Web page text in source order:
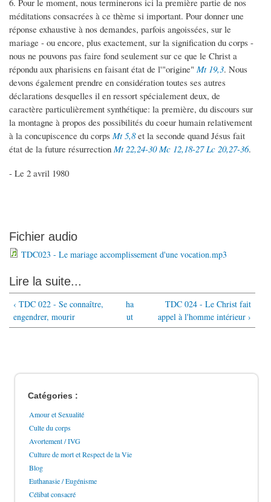
6. Pour le moment, nous terminerons ici la première partie de nos
méditations consacrées à ce thème si important. Pour donner une
réponse exhaustive à nos demandes, parfois angoissées, sur le
mariage - ou encore, plus exactement, sur la signification du corps -
nous ne pouvons pas faire fond seulement sur ce que le Christ a
répondu aux pharisiens en faisant état de l'"origine" Mt 19,3. Nous
devons également prendre en considération toutes ses autres
déclarations desquelles il en ressort spécialement deux, de
caractère particulièrement synthétique: la première, du discours sur
la montagne à propos des possibilités du coeur humain relativement
à la concupiscence du corps Mt 5,8et la seconde quand Jésus fait
état de la future résurrection Mt 22,24-30 Mc 12,18-27 Lc 20,27-36.
- Le 2 avril 1980
Fichier audio
TDC023 - Le mariage accomplissement d'une vocation.mp3
Lire la suite...
‹ TDC 022 - Se connaître,
engendrer, mourir
ha
ut
TDC 024 - Le Christ fait
appel à l'homme intérieur ›
Catégories :
Amour et Sexualité
Culte du corps
Avortement / IVG
Culture de mort et Respect de la Vie
Blog
Euthanasie / Eugénisme
Célibat consacré